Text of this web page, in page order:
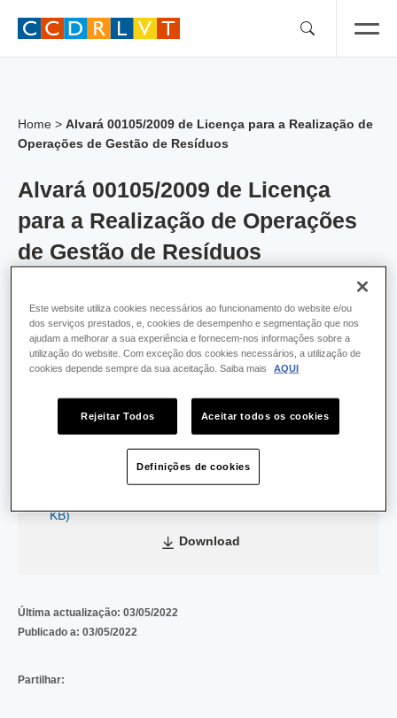
Home > Alvará 00105/2009 de Licença para a Realização de
Operações de Gestão de Resíduos
Alvará 00105/2009 de Licença
para a Realização de Operações
de Gestão de Resíduos
Empresa:LEVAGORA, Unipessoal, Lda
Concelho:Mafra
Data de Emissão:12/07/2011
Data de Validade:25/11/2014
KB)
Download
Última actualização: 03/05/2022
Publicado a: 03/05/2022
Partilhar:
Este website utiliza cookies necessários ao funcionamento do website e/ou
dos serviços prestados, e, cookies de desempenho e segmentação que nos
ajudam a melhorar a sua experiência e fornecem-nos informações sobre a
utilização do website. Com exceção dos cookies necessários, a utilização de
cookies depende sempre da sua aceitação. Saiba mais
AQUI
Rejeitar Todos Aceitar todos os cookies
Definições de cookies